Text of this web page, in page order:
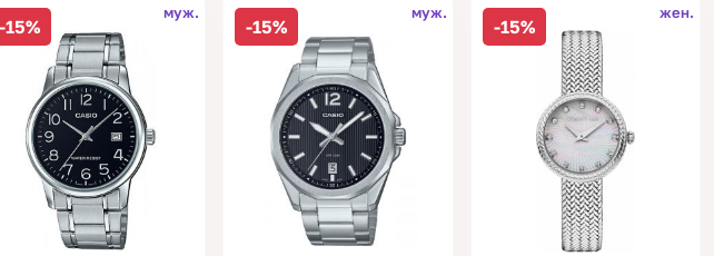
-15%
муж.
-15%
муж.
-15%
жен.